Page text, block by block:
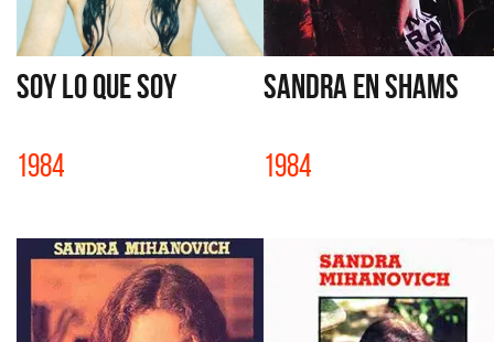
SOY LO QUE SOY
1984
SANDRA EN SHAMS
1984